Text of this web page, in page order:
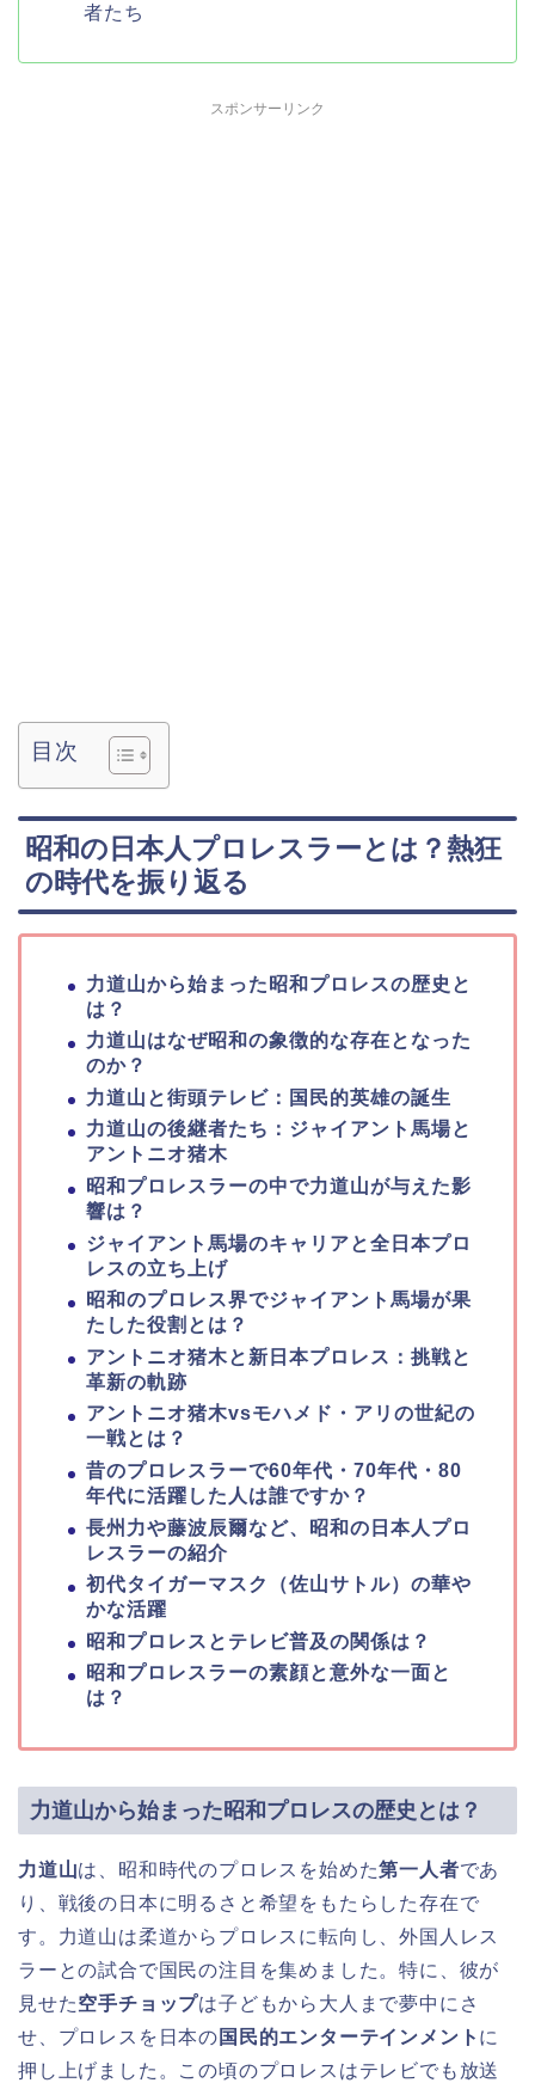
者たち
スポンサーリンク
目次
昭和の日本人プロレスラーとは？熱狂
の時代を振り返る
力道山から始まった昭和プロレスの歴史と
は？
力道山はなぜ昭和の象徴的な存在となった
のか？
力道山と街頭テレビ：国民的英雄の誕生
力道山の後継者たち：ジャイアント馬場と
アントニオ猪木
昭和プロレスラーの中で力道山が与えた影
響は？
ジャイアント馬場のキャリアと全日本プロ
レスの立ち上げ
昭和のプロレス界でジャイアント馬場が果
たした役割とは？
アントニオ猪木と新日本プロレス：挑戦と
革新の軌跡
アントニオ猪木vsモハメド・アリの世紀の
一戦とは？
昔のプロレスラーで60年代・70年代・80
年代に活躍した人は誰ですか？
長州力や藤波辰爾など、昭和の日本人プロ
レスラーの紹介
初代タイガーマスク（佐山サトル）の華や
かな活躍
昭和プロレスとテレビ普及の関係は？
昭和プロレスラーの素顔と意外な一面と
は？
力道山から始まった昭和プロレスの歴史とは？
力道山は、昭和時代のプロレスを始めた第一人者であ
り、戦後の日本に明るさと希望をもたらした存在で
す。力道山は柔道からプロレスに転向し、外国人レス
ラーとの試合で国民の注目を集めました。特に、彼が
見せた空手チョップは子どもから大人まで夢中にさ
せ、プロレスを日本の 国民的エンターテインメント に
押し上げました。この頃のプロレスはテレビでも放送